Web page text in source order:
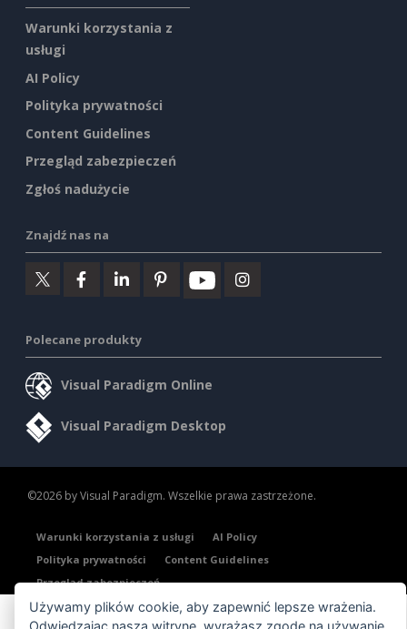
Warunki korzystania z
usługi
AI Policy
Polityka prywatności
Content Guidelines
Przegląd zabezpieczeń
Zgłoś nadużycie
Znajdź nas na
Polecane produkty
Visual Paradigm Online
Visual Paradigm Desktop
©2026 by Visual Paradigm. Wszelkie prawa zastrzeżone.
Warunki korzystania z usługi
AI Policy
Polityka prywatności
Content Guidelines
Przegląd zabezpieczeń
Używamy plików cookie, aby zapewnić lepsze wrażenia.